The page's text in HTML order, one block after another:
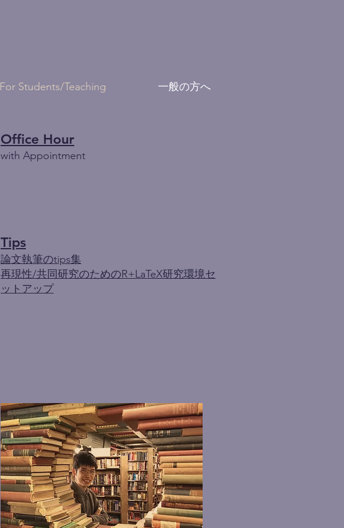
For Students/Teaching 一般の方へ
Office Hour
with Appointment
Tips
論文執筆のtips集
再現性/共同研究のためのR+LaTeX研究環境セ
ットアップ